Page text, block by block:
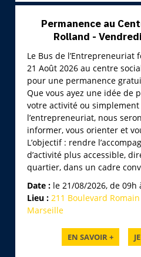
Permanence au
Rolland -
Le Bus de l’Entrepreneuriat
21 Août 2026 au centre
pour une permanence
Que vous ayez une idée de
votre activité ou
l’entrepreneuriat, nous
informer, vous orienter et
L’objectif : rendre
d’activité plus accessible,
quartier, dans un cadre
Date : le 21/08/2026, de 09h
Lieu : 211 Boulevard
Marseille